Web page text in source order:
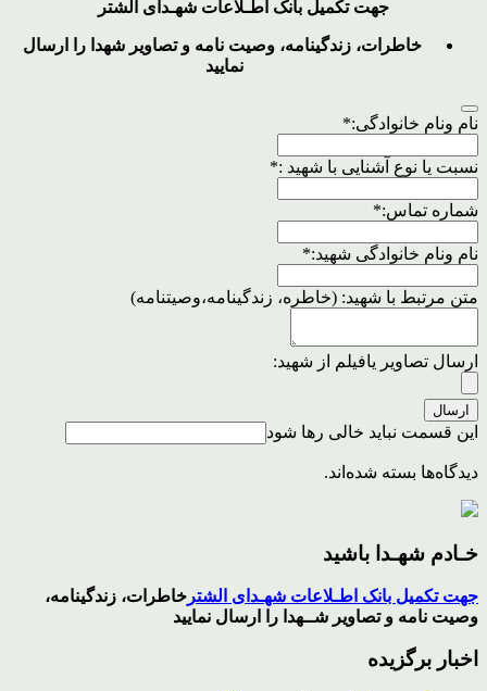
الشتر
جهت تکمیل بانک اطـلاعات شهـدای الشتر
خاطرات، زندگینامه، وصیت نامه و تصاویرشهدا را ارسال
نمایید
نام ونام خانوادگی:*
نسبت یا نوع آشنایی با شهید :*
شماره تماس:*
نام ونام خانوادگی شهید:*
متن مرتبط با شهید: (خاطره، زندگینامه،وصیتنامه)
ارسال تصاویر یافیلم از شهید:
ارسال
این قسمت نباید خالی رها شود
دیدگاه‌ها بسته شده‌اند.
خـادم شهـدا باشید
جهت تکمیل بانک اطـلاعات شهـدای الشتر خاطرات، زندگینامه،
وصیت نامه و تصاویر شــهدا را ارسال نمایید
اخبار برگزیده